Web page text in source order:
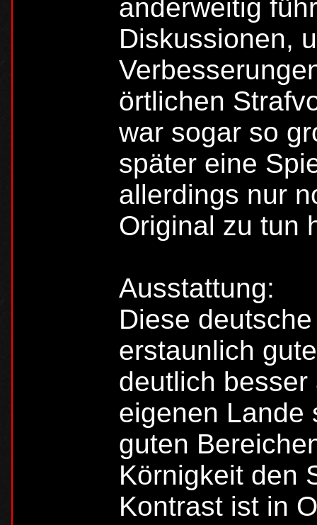
anderweitig
Diskussionen,
örtlichen
war sogar so
später eine
allerdings nur
Original zu tun
Ausstattung:
Diese
erstaunlich
deutlich
eigenen Lande
guten
Körnigkeit den
Kontrast ist in